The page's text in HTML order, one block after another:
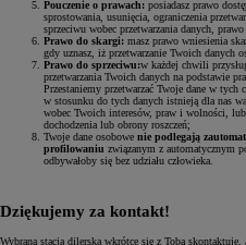
Pouczenie o prawach: posiadasz prawo
sprostowania, usunięcia, ograniczenia
sprzeciwu wobec przetwarzania danych,
Prawo do skargi: masz prawo wniesienia
gdy uznasz, iż przetwarzanie Twoich danych
Prawo do sprzeciwu:w każdej chwili
przetwarzania Twoich danych na podstawie
Przestaniemy przetwarzać Twoje dane w tych
w stosunku do tych danych istnieją dla nas
wobec Twoich interesów, praw i wolności, lub
dochodzenia lub obrony roszczeń;
Twoje dane osobowe nie podlegają
profilowaniu związanym z automatycznym
odbywałoby się bez udziału człowieka.
Dziękujemy za kontakt!
Wybrana stacja dilerska wkrótce się z Tobą